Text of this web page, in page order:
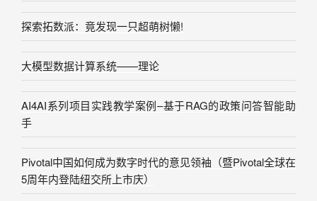
探索拓数派：竟发现一只超萌树懒!
大模型数据计算系统——理论
AI4AI系列项目实践教学案例–基于RAG的政策问答智能助
手
Pivotal中国如何成为数字时代的意见领袖（暨Pivotal全球在
5周年内登陆纽交所上市庆）